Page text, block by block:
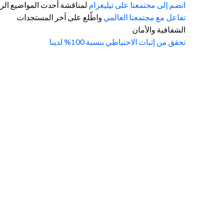
انضم إلى مجتمعنا على تيليغرام لمناقشة أحدث المواضيع
تفاعل مع مجتمعنا العالمي واطّلع على آخر المستجدات
الشفافية والأمان
تحقق من إثبات الاحتياطي بنسبة 100% لدينا